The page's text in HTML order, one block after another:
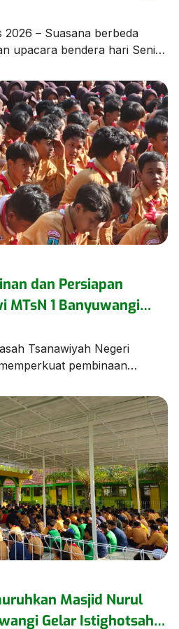
– Suasana berbeda
upacara bendera hari Senin,
dilaksanakan
sebagai bagian dari
asing yang terus
guna meningkatkan
peserta didik. Upacara
khidmat, dan penuh
dan Persiapan
MTsN 1 Banyuwangi
Latihan Pramuka
Tsanawiyah Negeri
pembinaan
digelar di Lapangan
pada Jumat (31/7/2026).
tata tertib madrasah
oleh Wakil Ketua Majelis
(WaKamigus) Urusan
Hj. Hanik […]
Masjid Nurul
Gelar Istighotsah